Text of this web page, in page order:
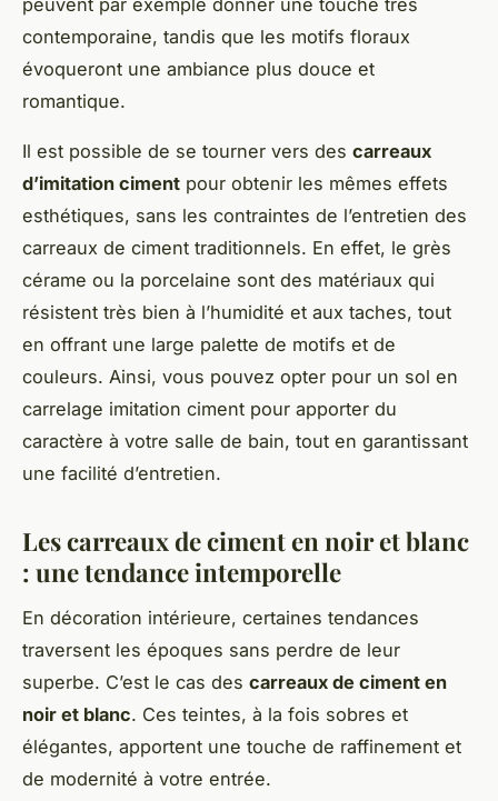
contemporaine, tandis que les motifs floraux
évoqueront une ambiance plus douce et
romantique.
Il est possible de se tourner vers des carreaux
d’imitation ciment pour obtenir les mêmes effets
esthétiques, sans les contraintes de l’entretien des
carreaux de ciment traditionnels. En effet, le grès
cérame ou la porcelaine sont des matériaux qui
résistent très bien à l’humidité et aux taches, tout
en offrant une large palette de motifs et de
couleurs. Ainsi, vous pouvez opter pour un sol en
carrelage imitation ciment pour apporter du
caractère à votre salle de bain, tout en garantissant
une facilité d’entretien.
Les carreaux de ciment en noir et blanc
: une tendance intemporelle
En décoration intérieure, certaines tendances
traversent les époques sans perdre de leur
superbe. C’est le cas des carreaux de ciment en
noir et blanc. Ces teintes, à la fois sobres et
élégantes, apportent une touche de raffinement et
de modernité à votre entrée.